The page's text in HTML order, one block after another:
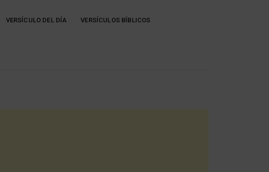
VERSÍCULO DEL DÍA VERSÍCULOS BÍBLICOS